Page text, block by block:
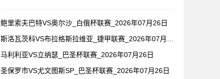
鲍里索夫巴特VS奥尔沙_白俄杯联赛_2026年07月26日
马利利亚VS立纳瑟_巴圣杯联赛_2026年07月26日
圣保罗市VS尤文图斯SP_巴圣杯联赛_2026年07月26日